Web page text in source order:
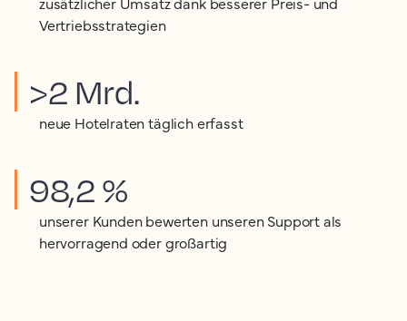
Vertriebsstrategien
>2 Mrd.
neue Hotelraten täglich erfasst
98,2 %
unserer Kunden bewerten unseren Support als
hervorragend oder großartig